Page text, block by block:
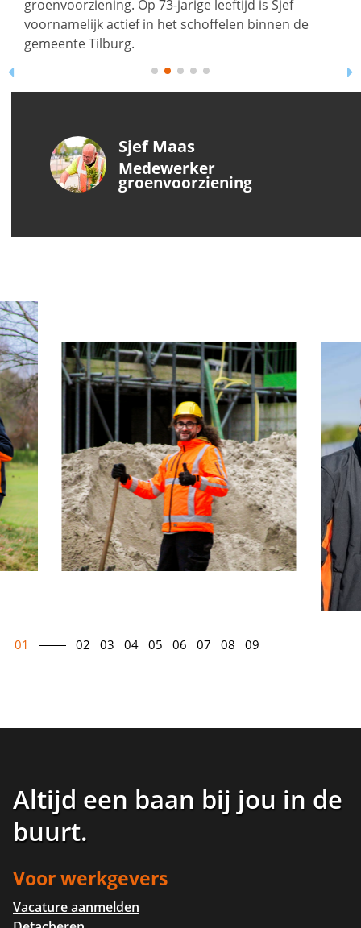
groenvoorziening. Op 73-jarige leeftijd is Sjef
voornamelijk actief in het schoffelen binnen de
gemeente Tilburg.
Sjef Maas
Medewerker
groenvoorziening
01 02 03 04 05 06 07 08 09
Altijd een baan bij jou in de
buurt.
Voor werkgevers
Vacature aanmelden